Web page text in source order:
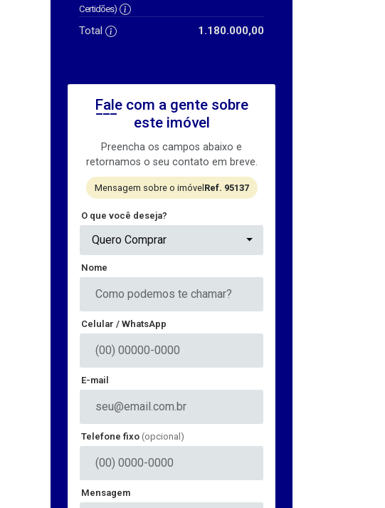
Certidões)
Total 1.180.000,00
Fale com a gente sobre
este imóvel
Preencha os campos abaixo e
retornamos o seu contato em breve.
Mensagem sobre o imóvel Ref. 95137
O que você deseja?
Quero Comprar
Nome
Celular / WhatsApp
E-mail
Telefone fixo (opcional)
Mensagem